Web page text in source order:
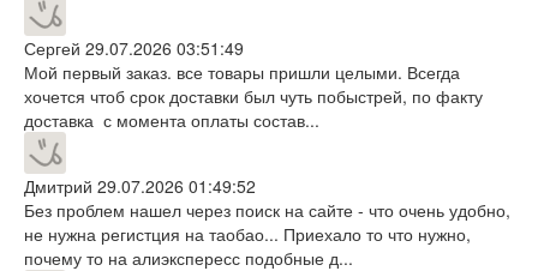
Сергей 29.07.2026 03:51:49
Мой первый заказ. все товары пришли целыми. Всегда
хочется чтоб срок доставки был чуть побыстрей, по факту
доставка с момента оплаты состав...
Дмитрий 29.07.2026 01:49:52
Без проблем нашел через поиск на сайте - что очень удобно,
не нужна регистция на таобао... Приехало то что нужно,
почему то на алиэкспересс подобные д...